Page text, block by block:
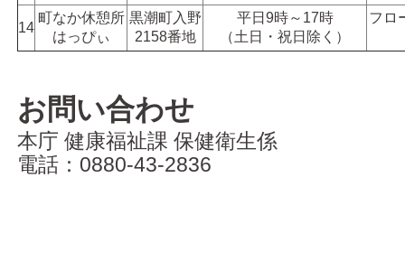
14
町なか休憩所
はっぴぃ
黒潮町入野
2158番地
平日9時～17時
（土日・祝日除く）
フロ
お問い合わせ
本庁 健康福祉課 保健衛生係
電話：0880-43-2836